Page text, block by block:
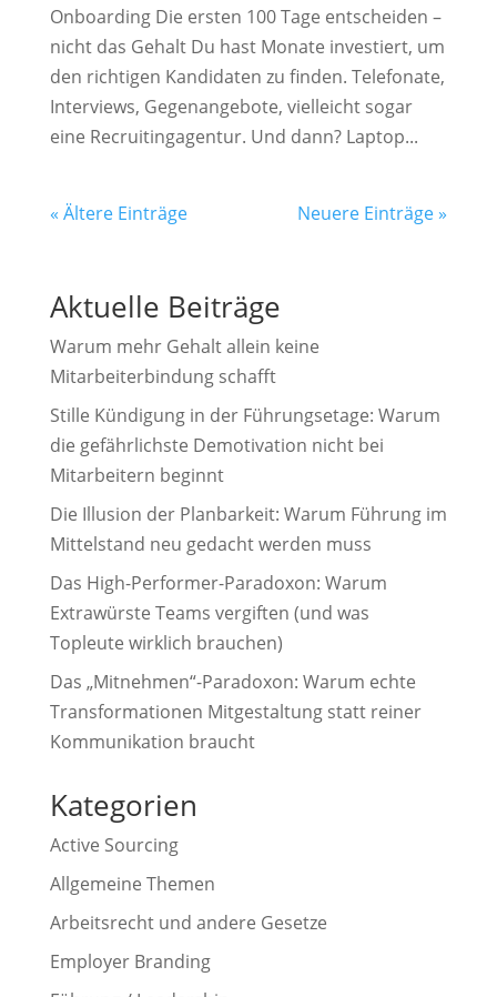
Onboarding Die ersten 100 Tage entscheiden –
nicht das Gehalt Du hast Monate investiert, um
den richtigen Kandidaten zu finden. Telefonate,
Interviews, Gegenangebote, vielleicht sogar
eine Recruitingagentur. Und dann? Laptop...
« Ältere Einträge Neuere Einträge »
Aktuelle Beiträge
Warum mehr Gehalt allein keine
Mitarbeiterbindung schafft
Stille Kündigung in der Führungsetage: Warum
die gefährlichste Demotivation nicht bei
Mitarbeitern beginnt
Die Illusion der Planbarkeit: Warum Führung im
Mittelstand neu gedacht werden muss
Das High-Performer-Paradoxon: Warum
Extrawürste Teams vergiften (und was
Topleute wirklich brauchen)
Das „Mitnehmen“-Paradoxon: Warum echte
Transformationen Mitgestaltung statt reiner
Kommunikation braucht
Kategorien
Active Sourcing
Allgemeine Themen
Arbeitsrecht und andere Gesetze
Employer Branding